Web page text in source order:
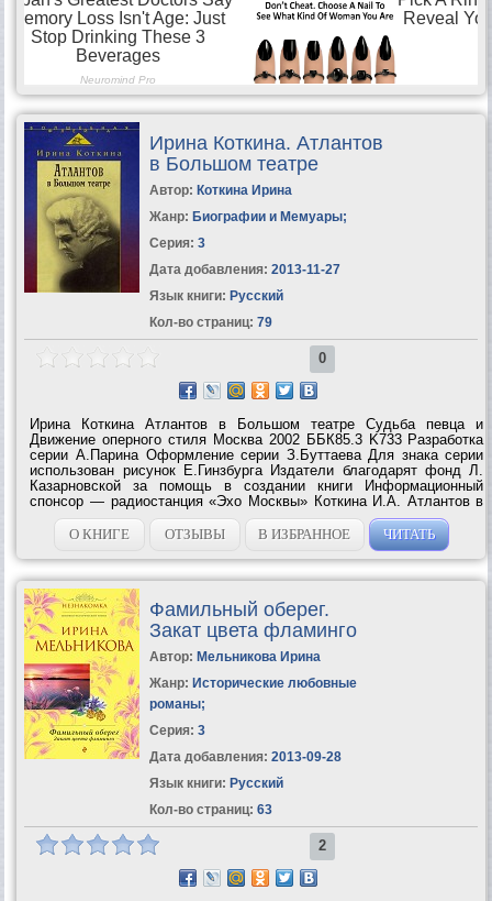
Ирина Коткина. Атлантов
в Большом театре
Автор: Коткина Ирина
Жанр: Биографии и Мемуары;
Серия: 3
Дата добавления: 2013-11-27
Язык книги: Русский
Кол-во страниц: 79
0
Ирина Коткина Атлантов в Большом театре Судьба певца и
Движение оперного стиля Москва 2002 ББК85.3 K733 Разработка
серии А.Парина Оформление серии З.Буттаева Для знака серии
использован рисунок Е.Гинзбурга Издатели благодарят фонд Л.
Казарновской за помощь в создании книги Информационный
спонсор — радиостанция «Эхо Москвы» Коткина И.А. Атлантов в
Большом театре: Судьба певца и движение оперного стиля. — М.:
«Аграф», Большой...
О КНИГЕ ОТЗЫВЫ В ИЗБРАННОЕ ЧИТАТЬ
Фамильный оберег.
Закат цвета фламинго
Автор: Мельникова Ирина
Жанр: Исторические любовные
романы;
Серия: 3
Дата добавления: 2013-09-28
Язык книги: Русский
Кол-во страниц: 63
2